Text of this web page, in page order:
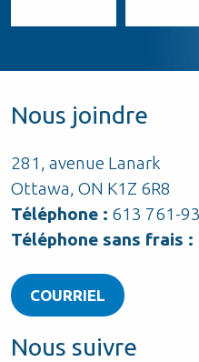
Nous joindre
281, avenue Lanark
Ottawa, ON K1Z 6R8
Téléphone : 613 761-
Téléphone sans frais :
COURRIEL
Nous suivre